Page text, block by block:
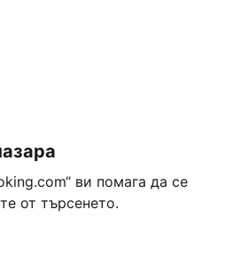
ви помага да се
от търсенето.